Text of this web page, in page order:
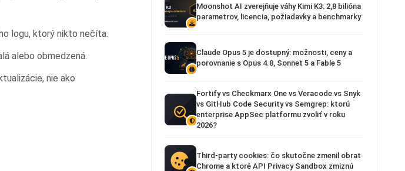
logu, ktorý nikto nečíta.
alebo obmedzená.
nie ako
Moonshot AI zverejňuje váhy Kimi K3: 2,8 bilióna
parametrov, licencia, požiadavky a benchmarky
Claude Opus 5 je dostupný: možnosti, ceny a
porovnanie s Opus 4.8, Sonnet 5 a Fable 5
Fortify vs Checkmarx One vs Veracode vs Snyk
vs GitHub Code Security vs Semgrep: ktorú
enterprise AppSec platformu zvoliť v roku
2026?
Third-party cookies: čo skutočne zmenil obrat
Chrome a ktoré API Privacy Sandbox zmiznú